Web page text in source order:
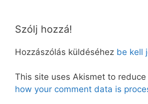
Szólj hozzá!
Hozzászólás küldéséhez be kell
This site uses Akismet to reduce
how your comment data is